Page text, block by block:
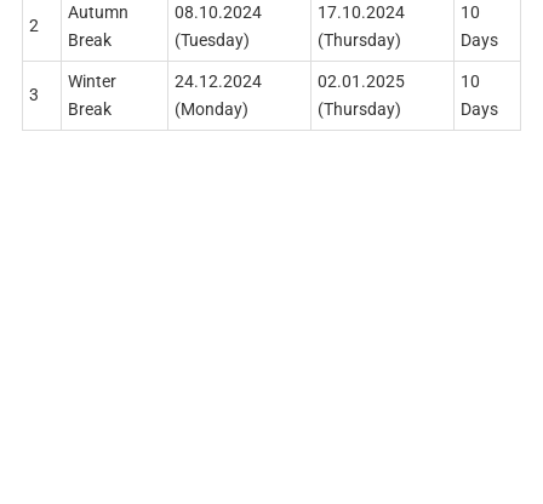
2
Autumn
Break
08.10.2024
(Tuesday)
17.10.2024
(Thursday)
10
Days
3
Winter
Break
24.12.2024
(Monday)
02.01.2025
(Thursday)
10
Days